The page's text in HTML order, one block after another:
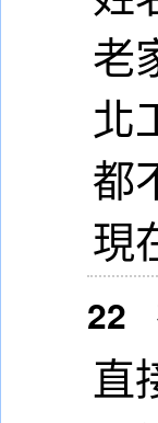
老
北
都
現
22
直